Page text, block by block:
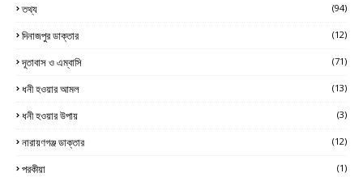
তথ্য (94)
দিনাজপুর ডাক্তার (12)
দূতাবাস ও এম্বাসি (71)
ধনী হওয়ার আমল (13)
ধনী হওয়ার উপায় (3)
নারায়ণগঞ্জ ডাক্তার (12)
পরকীয়া (1)